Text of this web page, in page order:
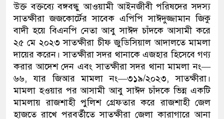
উক্ত বক্তব্যে বঙ্গবন্ধু আওয়ামী আইনজীবী পরিষদের সদস্য
সাতক্ষীরা জজকোর্টের সাবেক এপিপি সাঈদুজ্জামান জিকু
বাদী হয়ে বিএনপি নেতা আবু সাঈদ চাঁদকে আসামী করে
২৫ মে ২০২৩ সাতক্ষীরা চীফ জুডিসিয়াল আদালতে মামলা
দায়ের করেন। সাতক্ষীরা সদর থানাকে এজহার হিসেবে গণ্য
করার আদেশ দেন এবং সাতক্ষীরা সদর থানা মামলা নং—
৬৬, যার জিআর মামলা নং—৩১৯/২০২৩, সাতক্ষীরা।
মামলা হওয়ার পর আসামী আবু সাঈদ চাঁদকে ভিন্ন একটি
মামলায় রাজশাহী পুলিশ গ্রেফতার করে রাজশাহী জেল
হাজতে রাখে পরবর্তীতে সাতক্ষীরা জেলা কারাগারে আনা